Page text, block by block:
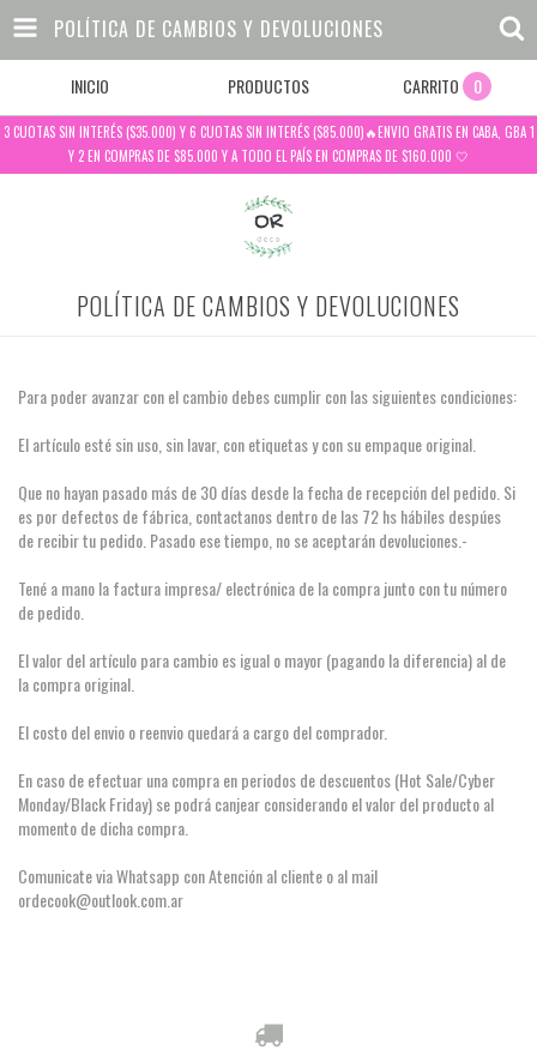
POLÍTICA DE CAMBIOS Y DEVOLUCIONES
INICIO PRODUCTOS CARRITO 0
3 CUOTAS SIN INTERÉS ($35.000) Y 6 CUOTAS SIN INTERÉS ($85.000)🔥ENVIO GRATIS EN CABA, GBA 1
Y 2 EN COMPRAS DE $85.000 Y A TODO EL PAÍS EN COMPRAS DE $160.000 🤍
POLÍTICA DE CAMBIOS Y DEVOLUCIONES
Para poder avanzar con el cambio debes cumplir con las siguientes condiciones:
El artículo esté sin uso, sin lavar, con etiquetas y con su empaque original.
Que no hayan pasado más de 30 días desde la fecha de recepción del pedido. Si
es por defectos de fábrica, contactanos dentro de las 72 hs hábiles despúes
de recibir tu pedido. Pasado ese tiempo, no se aceptarán devoluciones.-
Tené a mano la factura impresa/ electrónica de la compra junto con tu número
de pedido.
El valor del artículo para cambio es igual o mayor (pagando la diferencia) al de
la compra original.
El costo del envio o reenvio quedará a cargo del comprador.
En caso de efectuar una compra en periodos de descuentos (Hot Sale/Cyber
Monday/Black Friday) se podrá canjear considerando el valor del producto al
momento de dicha compra.
Comunicate via Whatsapp con Atención al cliente o al mail
ordecook@outlook.com.ar